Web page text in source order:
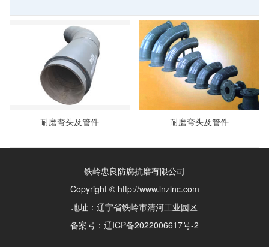
耐磨弯头及管件 耐磨弯头及管件
铁岭忠良防腐抗磨有限公司
Copyright © http://www.lnzlnc.com
地址：辽宁省铁岭市清河工业园区
备案号： 辽ICP备2022006617号-2